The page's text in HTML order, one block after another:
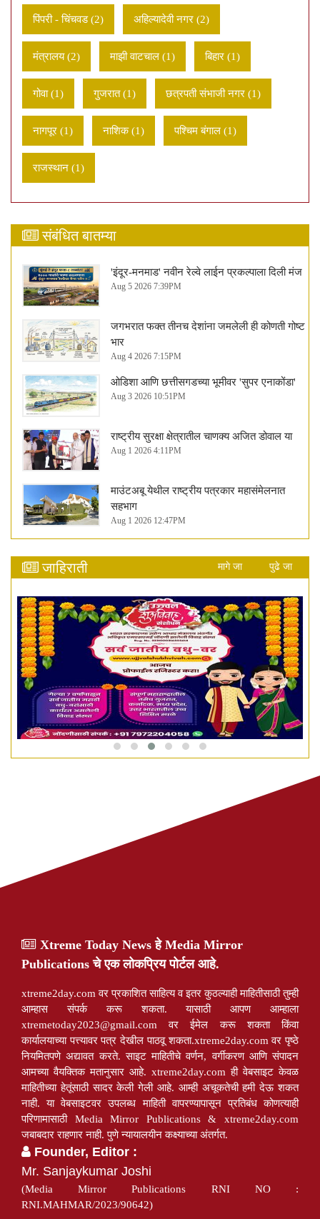
पिंपरी - चिंचवड (2) अहिल्यादेवी नगर (2)
मंत्रालय (2) माझी वाटचाल (1) बिहार (1)
गोवा (1) गुजरात (1) छत्रपती संभाजी नगर (1)
नागपूर (1) नाशिक (1) पश्चिम बंगाल (1)
राजस्थान (1)
संबंधित बातम्या
'इंदूर-मनमाड' नवीन रेल्वे लाईन प्रकल्पाला दिली मंज
Aug 5 2026 7:39PM
जगभरात फक्त तीनच देशांना जमलेली ही कोणती गोष्ट
भार
Aug 4 2026 7:15PM
ओडिशा आणि छत्तीसगडच्या भूमीवर 'सुपर एनाकोंडा'
Aug 3 2026 10:51PM
राष्ट्रीय सुरक्षा क्षेत्रातील चाणक्य अजित डोवाल या
Aug 1 2026 4:11PM
माउंटअबू येथील राष्ट्रीय पत्रकार महासंमेलनात
सहभाग
Aug 1 2026 12:47PM
जाहिराती मागे जा पुढे जा
Xtreme Today News हे Media Mirror
Publications चे एक लोकप्रिय पोर्टल आहे.
xtreme2day.com वर प्रकाशित साहित्य व इतर कुठल्याही माहितीसाठी तुम्ही
आम्हास संपर्क करू शकता. यासाठी आपण आम्हाला
xtremetoday2023@gmail.com वर ईमेल करू शकता किंवा
कार्यालयाच्या पत्त्यावर पत्र देखील पाठवू शकता.xtreme2day.com वर पृष्ठे
नियमितपणे अद्यावत करते. साइट माहितीचे वर्णन, वर्गीकरण आणि संपादन
आमच्या वैयक्तिक मतानुसार आहे. xtreme2day.com ही वेबसाइट केवळ
माहितीच्या हेतूंसाठी सादर केली गेली आहे. आम्ही अचूकतेची हमी देऊ शकत
नाही. या वेबसाइटवर उपलब्ध माहिती वापरण्यापासून प्रतिबंध कोणत्याही
परिणामासाठी Media Mirror Publications & xtreme2day.com
जबाबदार राहणार नाही. पुणे न्यायालयीन कक्ष्याच्या अंतर्गत.
Founder, Editor :
Mr. Sanjaykumar Joshi
(Media Mirror Publications RNI NO :
RNI.MAHMAR/2023/90642)